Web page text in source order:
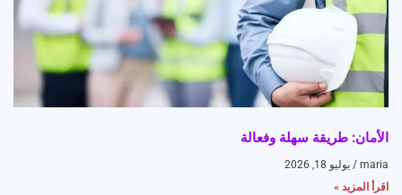
الأمان: طريقة سهلة وفعالة
maria
يوليو 18, 2026
اقرأ المزيد »